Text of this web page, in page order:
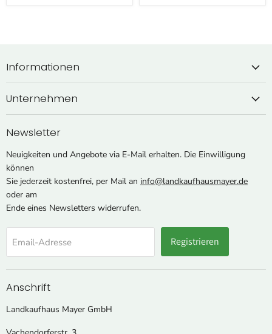
Informationen
Unternehmen
Newsletter
Neuigkeiten und Angebote via E-Mail erhalten. Die Einwilligung
können
Sie jederzeit kostenfrei, per Mail an info@landkaufhausmayer.de
oder am
Ende eines Newsletters widerrufen.
Email-Adresse Registrieren
Anschrift
Landkaufhaus Mayer GmbH